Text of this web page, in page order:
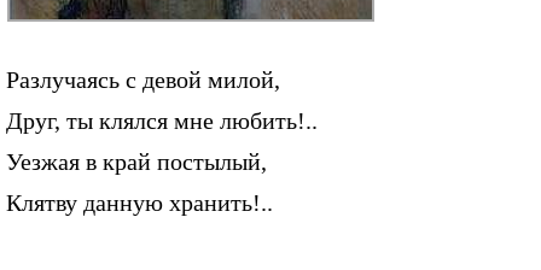
Разлучаясь с девой милой,
Друг, ты клялся мне любить!..
Уезжая в край постылый,
Клятву данную хранить!..